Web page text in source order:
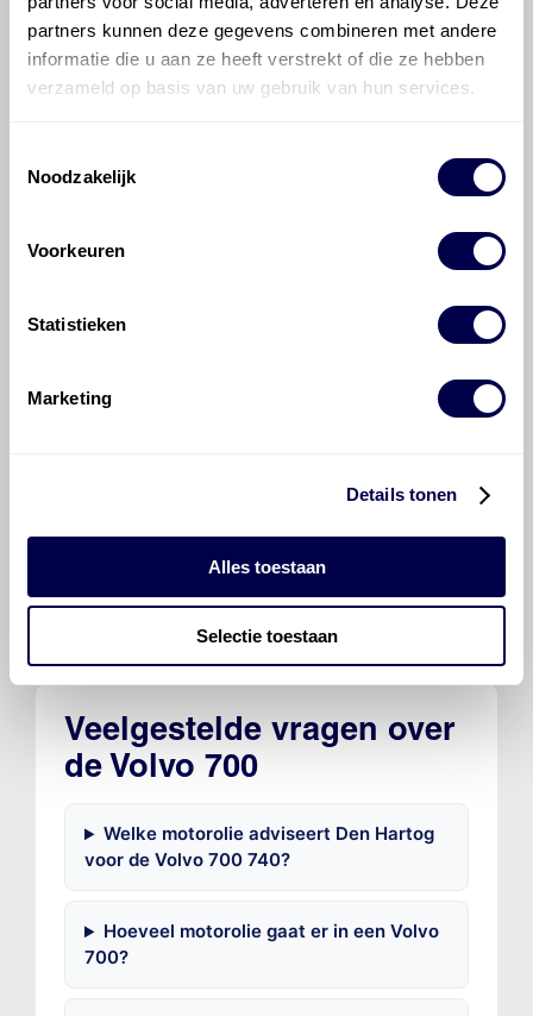
partners kunnen deze gegevens combineren met andere
informatie die u aan ze heeft verstrekt of die ze hebben
verzameld op basis van uw gebruik van hun services.
Noodzakelijk
Voorkeuren
Statistieken
Marketing
Details tonen
Alles toestaan
Selectie toestaan
Ververs elke 40000 km
overdrive
Ververs elke 10000 km/ 6 maanden
Veelgestelde vragen over
de Volvo 700
Welke motorolie adviseert Den Hartog
voor de Volvo 700 740?
Hoeveel motorolie gaat er in een Volvo
700?